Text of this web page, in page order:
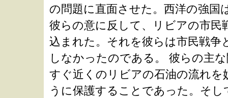
に
飛
ぶ
の問題に直面させた。西洋の強国
彼らの意に反して、リビアの市民
込まれた。それを彼らは市民戦争
しなかったのである。 彼らの主
すぐ近くのリビアの石油の流れを
うに保護することであった。そし